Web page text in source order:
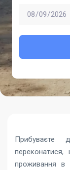
Прибуваєте
проживання в